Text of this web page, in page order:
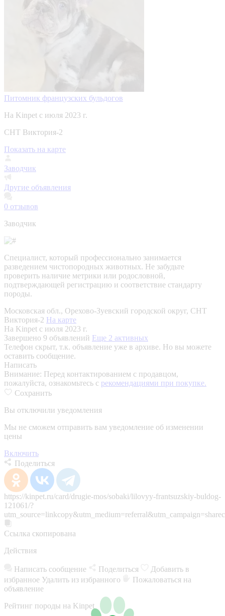
Питомник французских бульдогов
На Kinpet c июля 2023 г.
СНТ Виктория-2
Показать на карте
Заводчик
Другие объявления
0 отзывов
Заводчик
Специалист, который профессионально занимается
разведением чистопородных животных. Не забудьте
проверить наличие метрики или родословной,
подтверждающей регистрацию и соответствие стандарту
породы.
Московская обл., Орехово-Зуевский городской округ, СНТ
Виктория-2 На карте
На Kinpet c июля 2023 г.
Завершено 9 объявлений Еще 2 активных
Телефон скрыт, т.к. объявление уже в архиве. Но вы можете
оставить сообщение.
Написать
Внимание: Перед контактированием с продавцом,
пожалуйста, ознакомьтесь с рекомендациями при покупке.
Сохранить
Вы отключили уведомления
Мы не сможем отправить вам уведомление об изменении
цены
Включить
Поделиться
https://kinpet.ru/card/drugie-mos/sobaki/lilovyy-frantsuzskiy-buldog-
121061/?
Ссылка скопирована
Действия
Написать сообщение Поделиться
Добавить в
избранное Удалить из избранного
Пожаловаться на
объявление
Рейтинг породы на Kinpet